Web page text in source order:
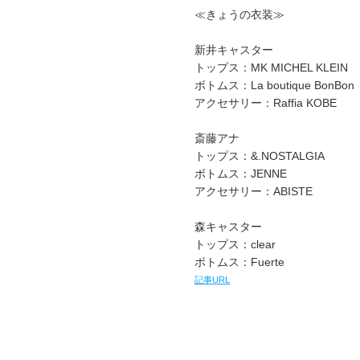
≪きょうの衣装≫
新井キャスター
トップス：MK MICHEL KLEIN
ボトムス：La boutique BonBon
アクセサリー：Raffia KOBE
斎藤アナ
トップス：&.NOSTALGIA
ボトムス：JENNE
アクセサリー：ABISTE
森キャスター
トップス：clear
ボトムス：Fuerte
記事URL